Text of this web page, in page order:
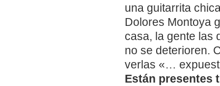
una guitarrita
Dolores Montoya
casa, la gente las
no se deterioren.
verlas «…
Están presentes